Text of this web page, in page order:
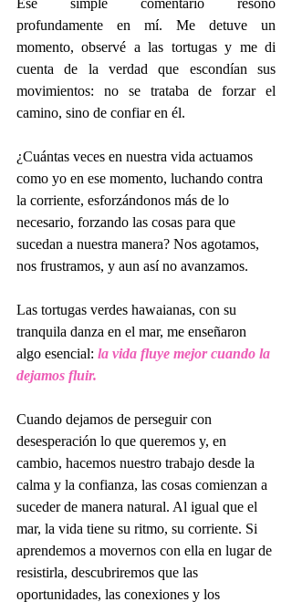
Ese simple comentario resonó
profundamente en mí. Me detuve un
momento, observé a las tortugas y me di
cuenta de la verdad que escondían sus
movimientos: no se trataba de forzar el
camino, sino de confiar en él.
¿Cuántas veces en nuestra vida actuamos
como yo en ese momento, luchando contra
la corriente, esforzándonos más de lo
necesario, forzando las cosas para que
sucedan a nuestra manera? Nos agotamos,
nos frustramos, y aun así no avanzamos.
Las tortugas verdes hawaianas, con su
tranquila danza en el mar, me enseñaron
algo esencial: la vida fluye mejor cuando la
dejamos fluir.
Cuando dejamos de perseguir con
desesperación lo que queremos y, en
cambio, hacemos nuestro trabajo desde la
calma y la confianza, las cosas comienzan a
suceder de manera natural. Al igual que el
mar, la vida tiene su ritmo, su corriente. Si
aprendemos a movernos con ella en lugar de
resistirla, descubriremos que las
oportunidades, las conexiones y los